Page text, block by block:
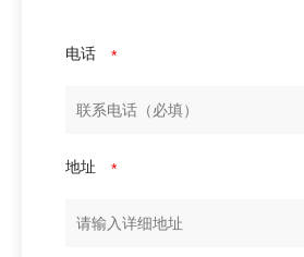
电话 *
地址 *